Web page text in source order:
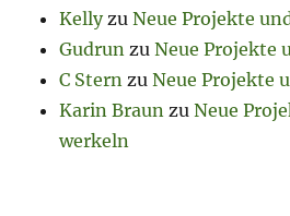
KellyzuNeue Projekte
Gudrun zuNeue Projekte
C Stern zuNeue Projekte
Karin Braun zuNeue
werkeln